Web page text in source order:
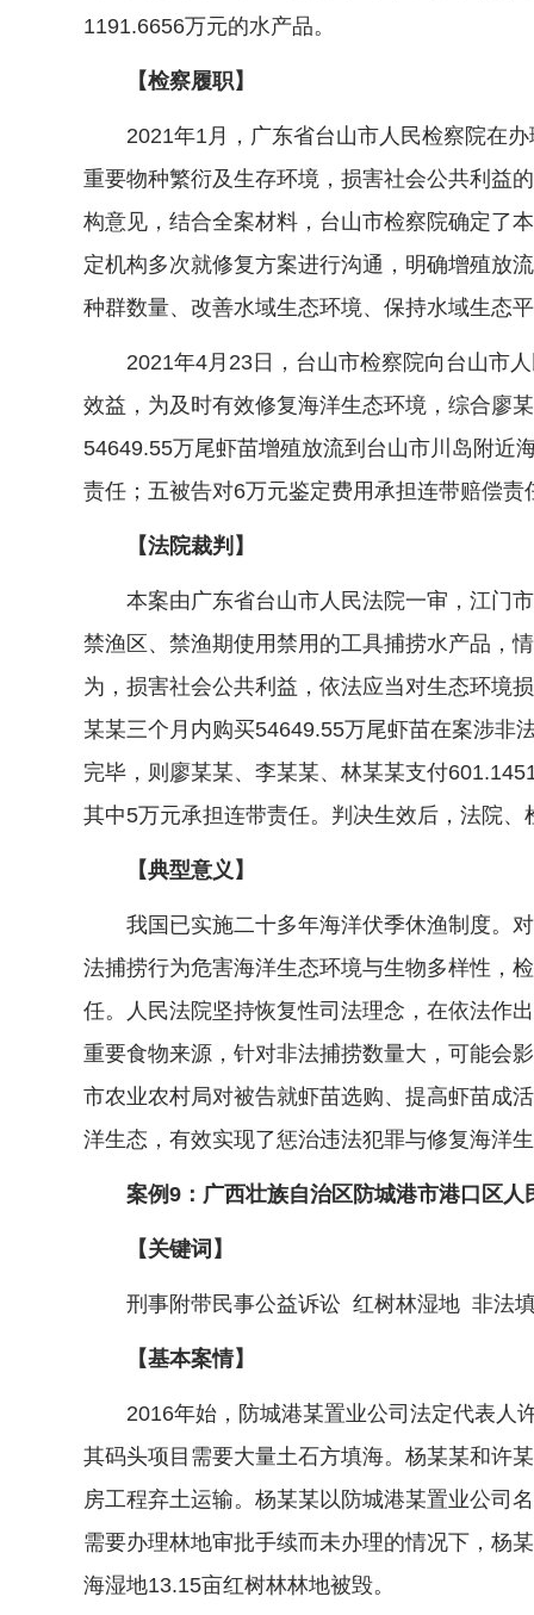
1191.6656万元的水产品。
【检察履职】
2021年1月，广东省台山市人民检察院在办
重要物种繁衍及生存环境，损害社会公共利益
构意见，结合全案材料，台山市检察院确定了
定机构多次就修复方案进行沟通，明确增殖放
种群数量、改善水域生态环境、保持水域生态
2021年4月23日，台山市检察院向台山市人
效益，为及时有效修复海洋生态环境，综合廖
54649.55万尾虾苗增殖放流到台山市川岛附近
责任；五被告对6万元鉴定费用承担连带赔偿
【法院裁判】
本案由广东省台山市人民法院一审，江门市
禁渔区、禁渔期使用禁用的工具捕捞水产品，
为，损害社会公共利益，依法应当对生态环境
某某三个月内购买54649.55万尾虾苗在案涉非
完毕，则廖某某、李某某、林某某支付
其中5万元承担连带责任。判决生效后，法院
【典型意义】
我国已实施二十多年海洋伏季休渔制度。对
法捕捞行为危害海洋生态环境与生物多样性，
任。人民法院坚持恢复性司法理念，在依法作
重要食物来源，针对非法捕捞数量大，可能会
市农业农村局对被告就虾苗选购、提高虾苗成
洋生态，有效实现了惩治违法犯罪与修复海洋
案例9：广西壮族自治区防城港市港口区人
【关键词】
刑事附带民事公益诉讼 红树林湿地 非法
【基本案情】
2016年始，防城港某置业公司法定代表人许
其码头项目需要大量土石方填海。杨某某和许
房工程弃土运输。杨某某以防城港某置业公司
需要办理林地审批手续而未办理的情况下，杨
海湿地13.15亩红树林林地被毁。